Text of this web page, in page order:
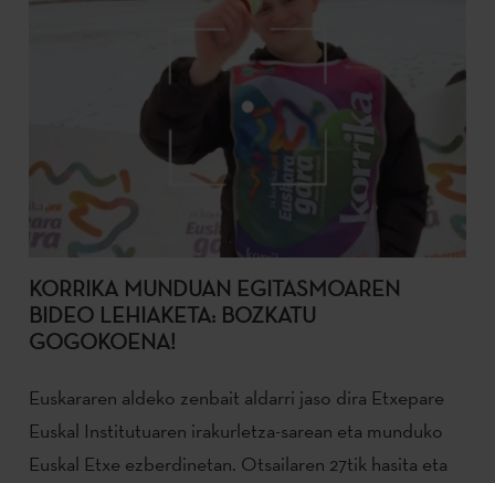
KORRIKA MUNDUAN EGITASMOAREN
BIDEO LEHIAKETA: BOZKATU
GOGOKOENA!
Euskararen aldeko zenbait aldarri jaso dira Etxepare
Euskal Institutuaren irakurletza-sarean eta munduko
Euskal Etxe ezberdinetan. Otsailaren 27tik hasita eta